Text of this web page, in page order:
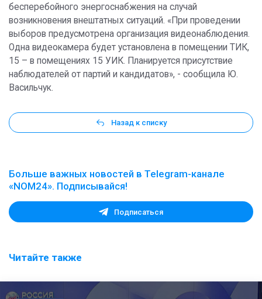
бесперебойного энергоснабжения на случай
возникновения внештатных ситуаций. «При проведении
выборов предусмотрена организация видеонаблюдения.
Одна видеокамера будет установлена в помещении ТИК,
15 – в помещениях 15 УИК. Планируется присутствие
наблюдателей от партий и кандидатов», - сообщила Ю.
Васильчук.
Назад к списку
Больше важных новостей в Telegram-канале
«NOM24». Подписывайся!
Подписаться
Читайте также